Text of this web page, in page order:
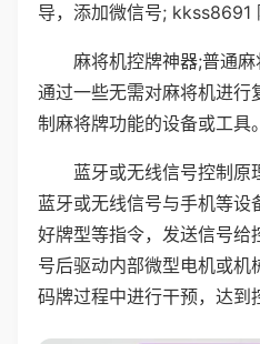
导，添加微信号; kkss8691
麻将机控牌神器;普通
通过一些无需对麻将机进行
制麻将牌功能的设备或工具。
蓝牙或无线信号控制原
蓝牙或无线信号与手机等设
好牌型等指令，发送信号给
号后驱动内部微型电机或机
码牌过程中进行干预，达到